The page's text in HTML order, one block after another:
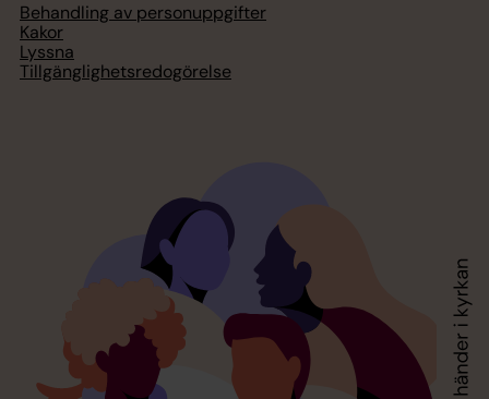
Behandling av personuppgifter
Kakor
Lyssna
Tillgänglighetsredogörelse